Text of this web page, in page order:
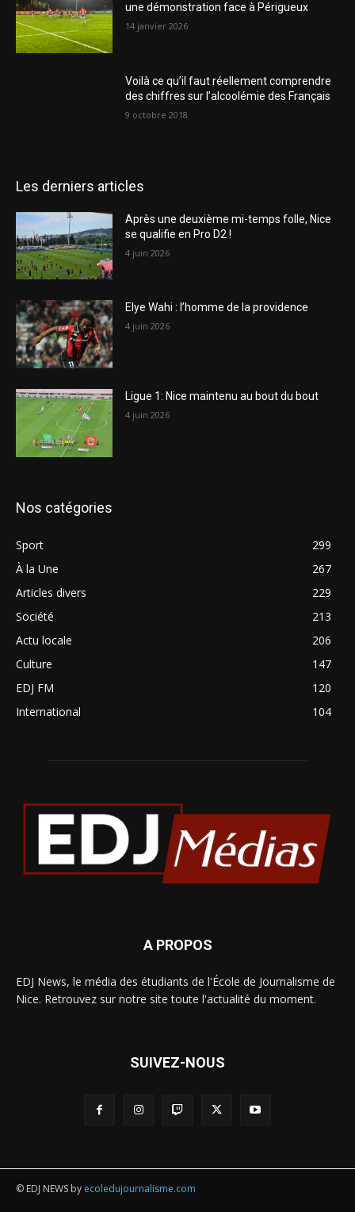
une démonstration face à Périgueux
14 janvier 2026
Voilà ce qu’il faut réellement comprendre
des chiffres sur l’alcoolémie des Français
9 octobre 2018
Les derniers articles
Après une deuxième mi-temps folle, Nice
se qualifie en Pro D2 !
4 juin 2026
Elye Wahi : l’homme de la providence
4 juin 2026
Ligue 1: Nice maintenu au bout du bout
4 juin 2026
Nos catégories
Sport
299
À la Une
267
Articles divers
229
Société
213
Actu locale
206
Culture
147
EDJ FM
120
International
104
A PROPOS
EDJ News, le média des étudiants de l'École de Journalisme de
Nice. Retrouvez sur notre site toute l'actualité du moment.
SUIVEZ-NOUS
© EDJ NEWS by ecoledujournalisme.com